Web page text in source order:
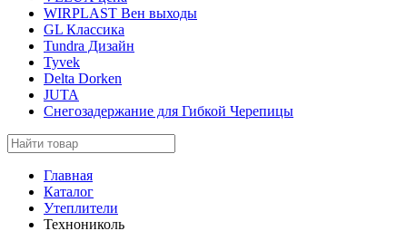
WIRPLAST Вен выходы
GL Классика
Tundra Дизайн
Tyvek
Delta Dorken
JUTA
Снегозадержание для Гибкой Черепицы
Главная
Каталог
Утеплители
Технониколь